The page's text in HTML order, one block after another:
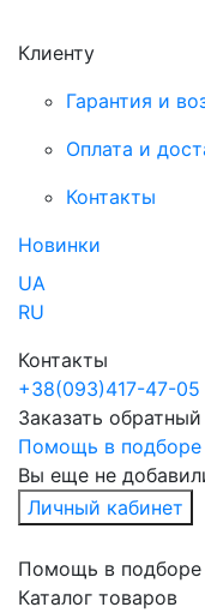
Клиенту
Гарантия и
Оплата и
Контакты
Новинки
UA
RU
Контакты
+38(093)417-47-05
Заказать
Помощь в подборе
Вы еще не
Личный кабинет
Помощь в подборе
Каталог товаров